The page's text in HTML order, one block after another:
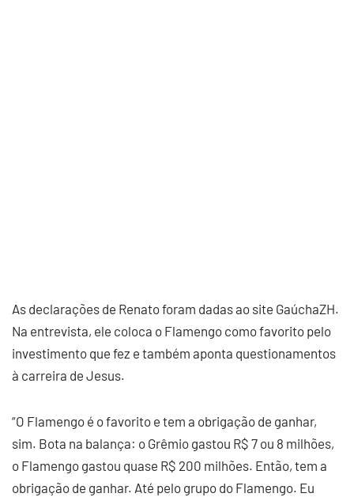
As declarações de Renato foram dadas ao site GaúchaZH.
Na entrevista, ele coloca o Flamengo como favorito pelo
investimento que fez e também aponta questionamentos
à carreira de Jesus.
“O Flamengo é o favorito e tem a obrigação de ganhar,
sim. Bota na balança: o Grêmio gastou R$ 7 ou 8 milhões,
o Flamengo gastou quase R$ 200 milhões. Então, tem a
obrigação de ganhar. Até pelo grupo do Flamengo. Eu